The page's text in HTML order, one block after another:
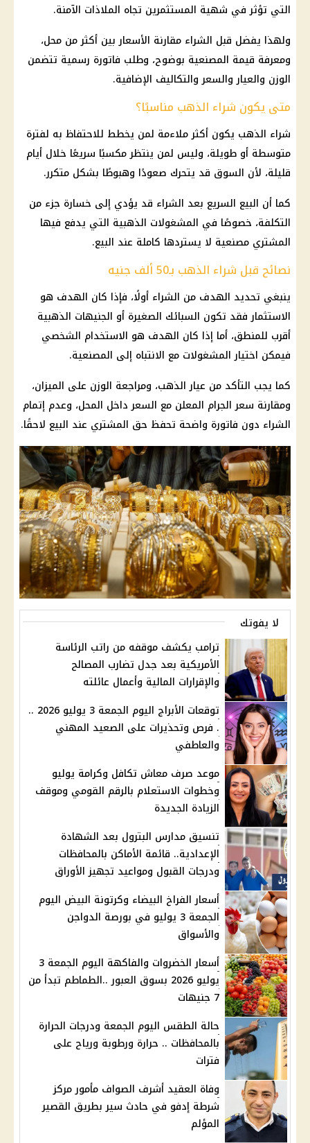
التي تؤثر في شهية المستثمرين تجاه الملاذات الآمنة.
ولهذا يفضل قبل الشراء مقارنة الأسعار بين أكثر من محل،
ومعرفة قيمة المصنعية بوضوح، وطلب فاتورة رسمية تتضمن
الوزن والعيار والسعر والتكاليف الإضافية.
متى يكون شراء الذهب مناسبًا؟
شراء الذهب يكون أكثر ملاءمة لمن يخطط للاحتفاظ به لفترة
متوسطة أو طويلة، وليس لمن ينتظر مكسبًا سريعًا خلال أيام
قليلة، لأن السوق قد يتحرك صعودًا وهبوطًا بشكل متكرر.
كما أن البيع السريع بعد الشراء قد يؤدي إلى خسارة جزء من
التكلفة، خصوصًا في المشغولات الذهبية التي يدفع فيها
المشتري مصنعية لا يستردها كاملة عند البيع.
نصائح قبل شراء الذهب بـ50 ألف جنيه
ينبغي تحديد الهدف من الشراء أولًا، فإذا كان الهدف هو
الاستثمارفقد تكون السبائك الصغيرة أو الجنيهات الذهبية
أقرب للمنطق، أما إذا كان الهدف هو الاستخدام الشخصي
فيمكن اختيار المشغولات مع الانتباه إلى المصنعية.
كما يجب التأكد من عيارالذهب، ومراجعة الوزن على الميزان،
ومقارنة سعر الجرام المعلن مع السعر داخل المحل، وعدم إتمام
الشراء دون فاتورة واضحة تحفظ حق المشتري عند البيع لاحقًا.
لا يفوتك
ترامب يكشف موقفه من راتب الرئاسة
الأمريكية بعد جدل تضارب المصالح
والإقرارات المالية وأعمال عائلته
توقعات الأبراج اليوم الجمعة 3 يوليو 2026 ..
. فرص وتحذيرات على الصعيد المهني
والعاطفي
موعد صرف معاش تكافل وكرامة يوليو
وخطوات الاستعلام بالرقم القومي وموقف
الزيادة الجديدة
تنسيق مدارس البترول بعد الشهادة
الإعدادية.. قائمة الأماكن بالمحافظات
ودرجات القبول ومواعيد تجهيز الأوراق
أسعار الفراخ البيضاء وكرتونة البيض اليوم
الجمعة 3 يوليو في بورصة الدواجن
والأسواق
أسعار الخضروات والفاكهة اليوم الجمعة 3
يوليو 2026 بسوق العبور ..الطماطم تبدأ من
7 جنيهات
حالة الطقس اليوم الجمعة ودرجات الحرارة
بالمحافظات .. حرارة ورطوبة ورياح على
فترات
وفاة العقيد أشرف الصواف مأمور مركز
شرطة إدفو في حادث سير بطريق القصير
المؤلم